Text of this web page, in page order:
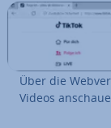
Über die
Videos